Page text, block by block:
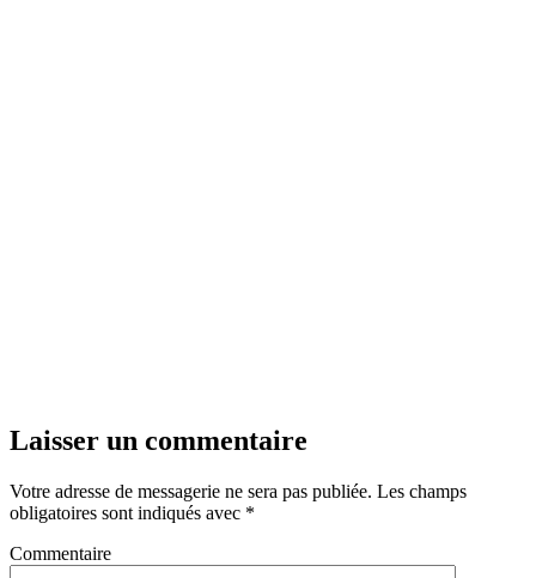
Laisser un commentaire
Votre adresse de messagerie ne sera pas publiée. Les champs
obligatoires sont indiqués avec *
Commentaire